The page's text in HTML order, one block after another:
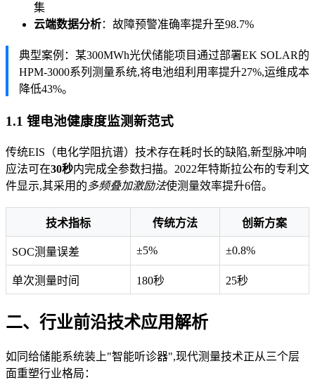
集
云端数据分析：故障预警准确率提升至98.7%
典型案例：某300MWh光伏储能项目通过部署EK SOLAR的
HPM-3000系列测量系统,将电池组利用率提升27%,运维成本
降低43%。
1.1 锂电池健康度监测新范式
传统EIS（电化学阻抗谱）技术存在耗时长的缺陷,新型脉冲响
应法可在30秒内完成全参数扫描。2022年特斯拉公布的专利文
件显示,其采用的 多频叠加激励法使测量效率提升6倍。
技术指标 传统方法 创新方案
SOC测量误差 ±5% ±0.8%
单次测量时间 180秒 25秒
二、行业前沿技术应用解析
如同给储能系统装上"智能听诊器",现代测量技术正从三个层
面重塑行业格局：